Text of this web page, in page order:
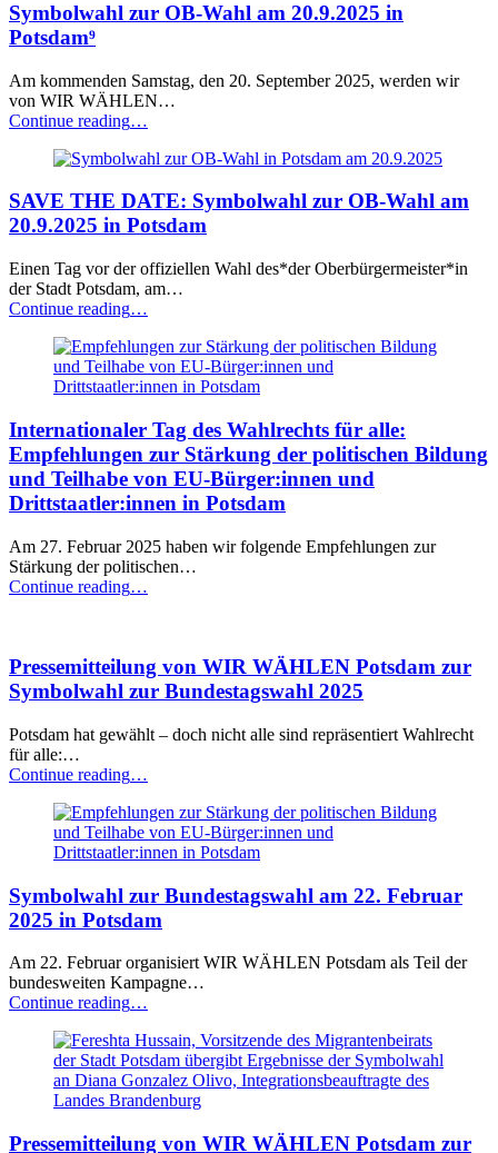
Potsdam
zur
OB-
Wahl
Potsdam
2025”
Symbolwahl zur OB-Wahl am 20.9.2025 in
Potsdam⁹
Am kommenden Samstag, den 20. September 2025, werden wir
von WIR WÄHLEN…
Continue reading“Symbolwahl
OB-
am
20.9.2025
in
Potsdam⁹”
…
SAVE THE DATE: Symbolwahl zur OB-Wahl am
20.9.2025 in Potsdam
Einen Tag vor der offiziellen Wahl des*der Oberbürgermeister*in
der Stadt Potsdam, am…
Continue reading“SAVE
DATE:
Symbolwahl
zur
Wahl
am
20.9.2025
in
Potsdam”
…
Internationaler Tag des Wahlrechts für alle:
Empfehlungen zur Stärkung der politischen Bildung
und Teilhabe von EU-Bürger:innen und
Drittstaatler:innen in Potsdam
Am 27. Februar 2025 haben wir folgende Empfehlungen zur
Stärkung der politischen…
Continue reading“Internationaler
für
alle:
Empfehlungen
zur
Stärkung
politischen
Bildung
und
Teilhabe
von
Bürger:innen
und
in
Potsdam”
…
Pressemitteilung von WIR WÄHLEN Potsdam zur
Symbolwahl zur Bundestagswahl 2025
Potsdam hat gewählt – doch nicht alle sind repräsentiert Wahlrecht
für alle:…
Continue reading“Pressemitteilung
WIR
WÄHLEN
Potsdam
Symbolwahl
zur
Bundestagswahl
2025”
…
Symbolwahl zur Bundestagswahl am 22. Februar
2025 in Potsdam
Am 22. Februar organisiert WIR WÄHLEN Potsdam als Teil der
bundesweiten Kampagne…
Continue reading“Symbolwahl
Bundestagswahl
am
22.
Februar
in
…
Pressemitteilung von WIR WÄHLEN Potsdam zur